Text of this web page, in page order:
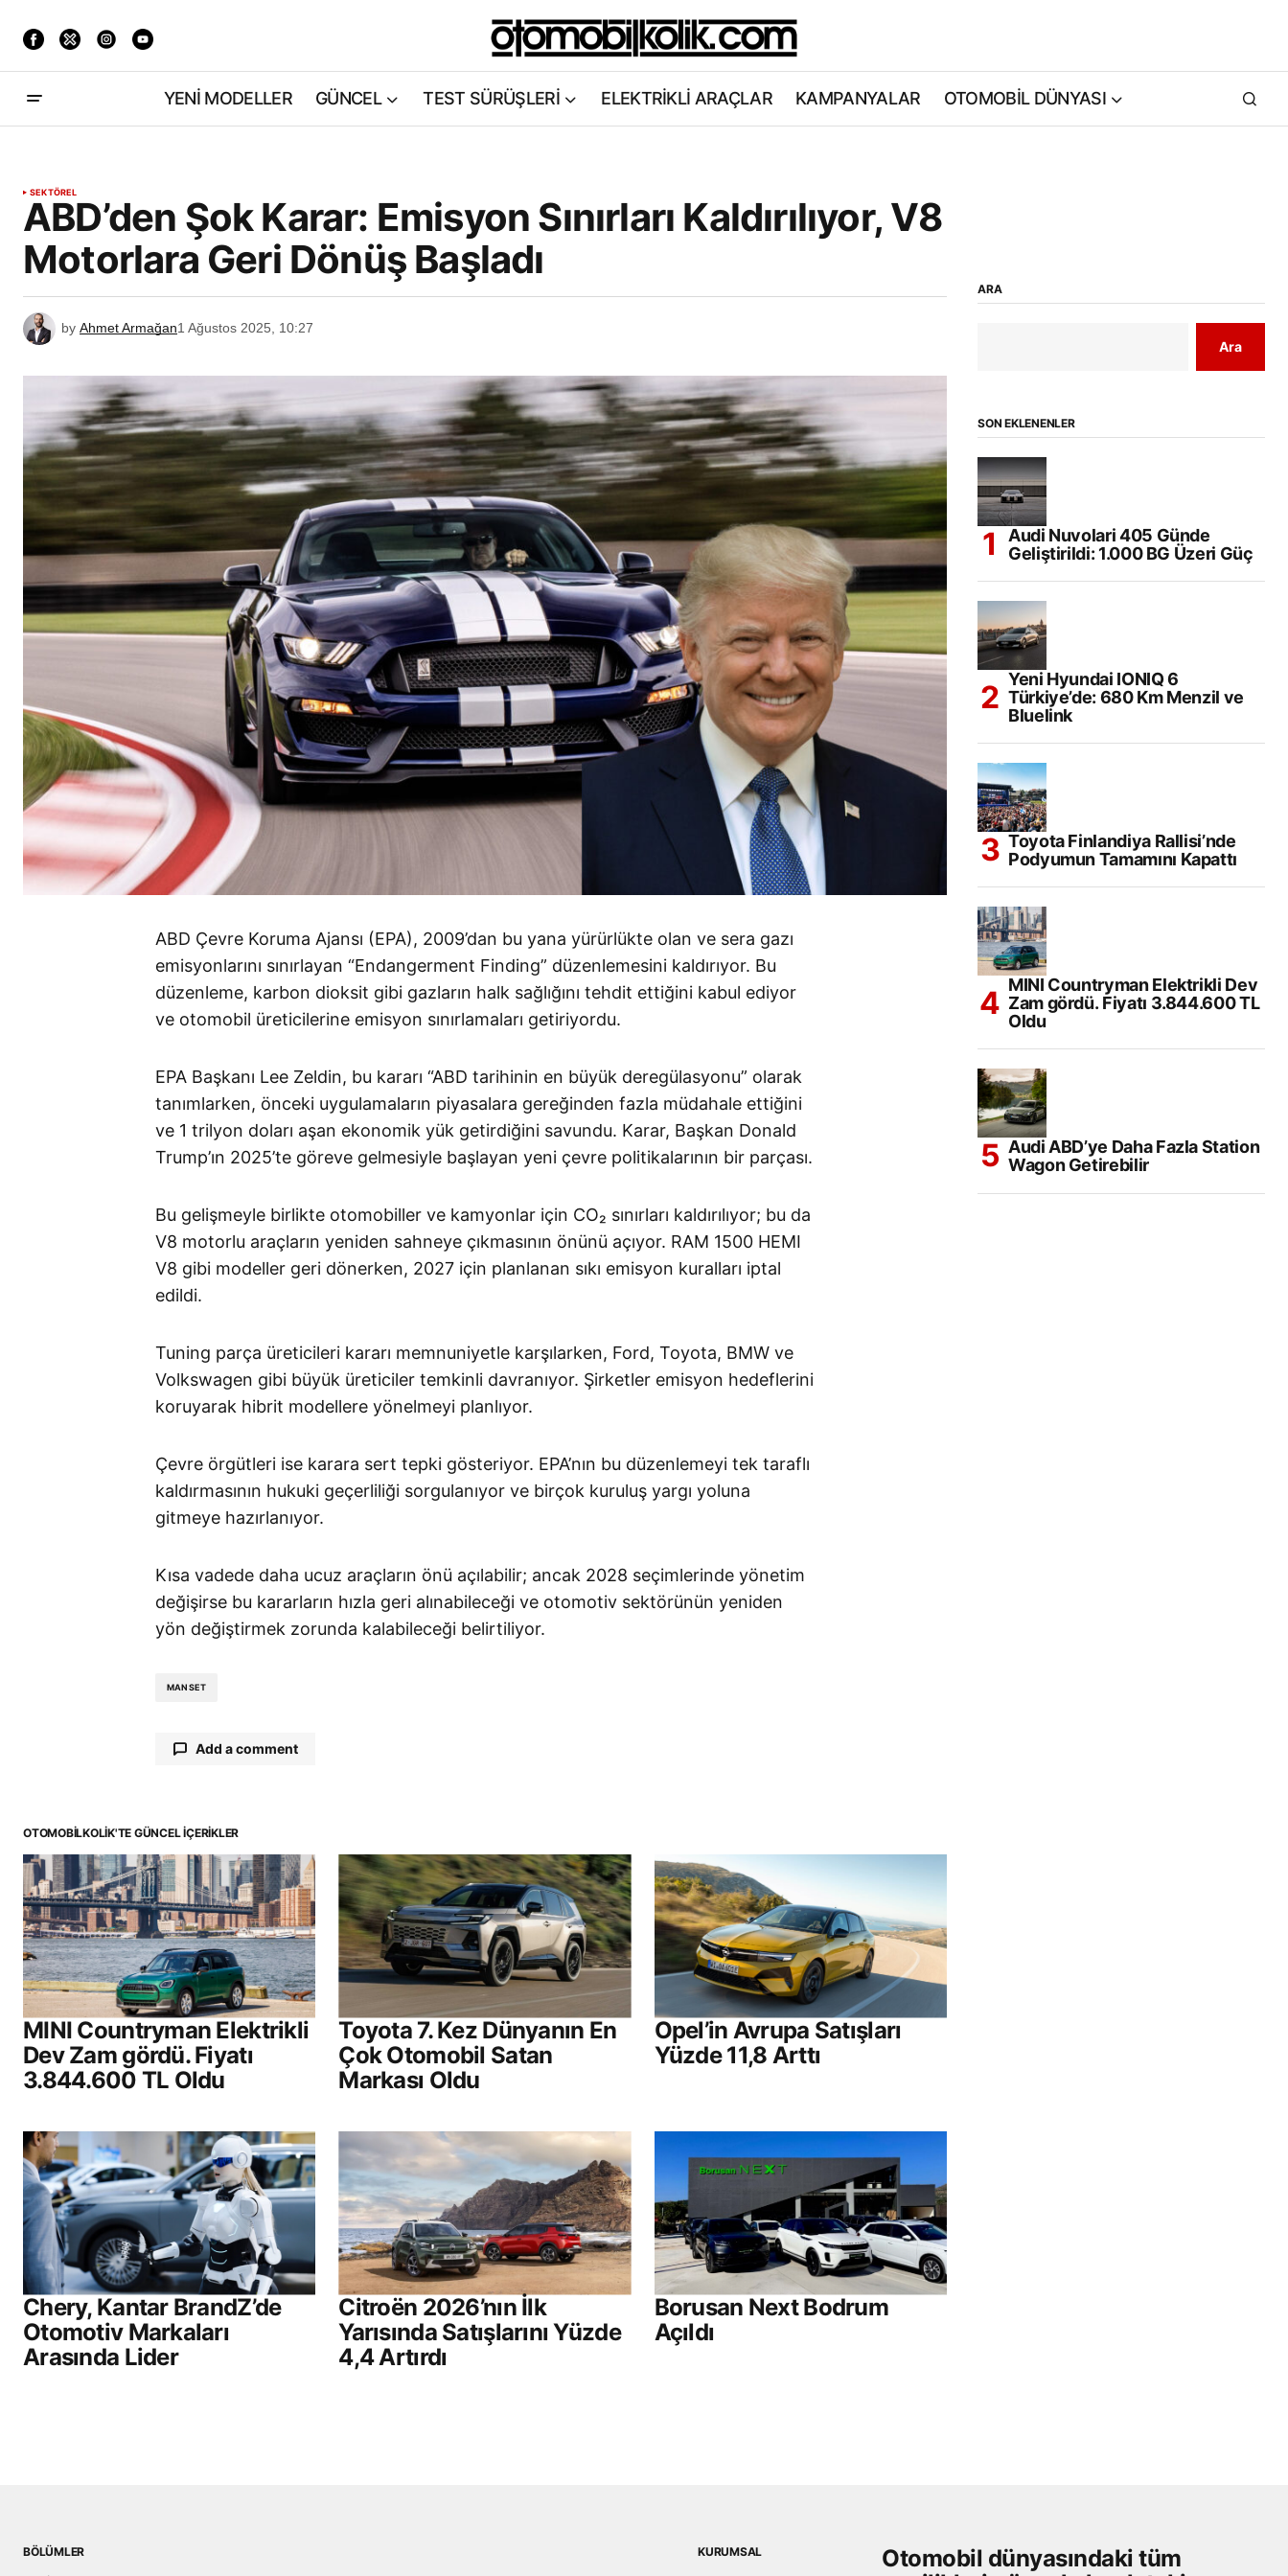
YENİ MODELLER GÜNCEL TEST SÜRÜŞLERİ ELEKTRİKLİ ARAÇLAR KAMPANYALAR OTOMOBİL DÜNYASI
SEKTÖREL
ABD’den Şok Karar: Emisyon Sınırları Kaldırılıyor, V8
Motorlara Geri Dönüş Başladı
by Ahmet Armağan1 Ağustos 2025, 10:27
ABD Çevre Koruma Ajansı (EPA), 2009’dan bu yana yürürlükte olan ve sera gazı
emisyonlarını sınırlayan “Endangerment Finding” düzenlemesini kaldırıyor. Bu
düzenleme, karbon dioksit gibi gazların halk sağlığını tehdit ettiğini kabul ediyor
ve otomobil üreticilerine emisyon sınırlamaları getiriyordu.
EPA Başkanı Lee Zeldin, bu kararı “ABD tarihinin en büyük deregülasyonu” olarak
tanımlarken, önceki uygulamaların piyasalara gereğinden fazla müdahale ettiğini
ve 1 trilyon doları aşan ekonomik yük getirdiğini savundu. Karar, Başkan Donald
Trump’ın 2025’te göreve gelmesiyle başlayan yeni çevre politikalarının bir parçası.
Bu gelişmeyle birlikte otomobiller ve kamyonlar için CO₂ sınırları kaldırılıyor; bu da
V8 motorlu araçların yeniden sahneye çıkmasının önünü açıyor. RAM 1500 HEMI
V8 gibi modeller geri dönerken, 2027 için planlanan sıkı emisyon kuralları iptal
edildi.
Tuning parça üreticileri kararı memnuniyetle karşılarken, Ford, Toyota, BMW ve
Volkswagen gibi büyük üreticiler temkinli davranıyor. Şirketler emisyon hedeflerini
koruyarak hibrit modellere yönelmeyi planlıyor.
Çevre örgütleri ise karara sert tepki gösteriyor. EPA’nın bu düzenlemeyi tek taraflı
kaldırmasının hukuki geçerliliği sorgulanıyor ve birçok kuruluş yargı yoluna
gitmeye hazırlanıyor.
Kısa vadede daha ucuz araçların önü açılabilir; ancak 2028 seçimlerinde yönetim
değişirse bu kararların hızla geri alınabileceği ve otomotiv sektörünün yeniden
yön değiştirmek zorunda kalabileceği belirtiliyor.
MANSET
Add a comment
E-posta adresiniz yayınlanmayacak.
Comment*
Your Name* Your E-mail
Daha sonraki yorumlarımda kullanılması
için adım, e-posta adresim ve site
adresim bu tarayıcıya kaydedilsin.
Submit Comment
OTOMOBILKOLIK'TE GÜNCEL İÇERIKLER
MINI Countryman Elektrikli
Dev Zam gördü. Fiyatı
3.844.600 TL Oldu
Toyota 7. Kez Dünyanın En
Çok Otomobil Satan
Markası Oldu
Opel’in Avrupa Satışları
Yüzde 11,8 Arttı
Chery, Kantar BrandZ’de
Otomotiv Markaları
Arasında Lider
Citroën 2026’nın İlk
Yarısında Satışlarını Yüzde
4,4 Artırdı
Borusan Next Bodrum
Açıldı
ARA
Ara
SON EKLENENLER
Audi Nuvolari 405 Günde
Geliştirildi: 1.000 BG Üzeri Güç
Yeni Hyundai IONIQ 6
Türkiye’de: 680 Km Menzil ve
Bluelink
Toyota Finlandiya Rallisi’nde
Podyumun Tamamını Kapattı
MINI Countryman Elektrikli Dev
Zam gördü. Fiyatı 3.844.600 TL
Oldu
Audi ABD’ye Daha Fazla Station
Wagon Getirebilir
BÖLÜMLER KURUMSAL
Otomobil dünyasındaki tüm